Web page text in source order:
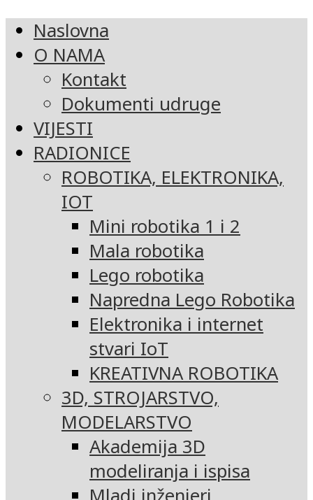
Naslovna
O NAMA
Kontakt
Dokumenti udruge
VIJESTI
RADIONICE
ROBOTIKA, ELEKTRONIKA,
IOT
Mini robotika 1 i 2
Mala robotika
Lego robotika
Napredna Lego Robotika
Elektronika i internet
stvari IoT
KREATIVNA ROBOTIKA
3D, STROJARSTVO,
MODELARSTVO
Akademija 3D
modeliranja i ispisa